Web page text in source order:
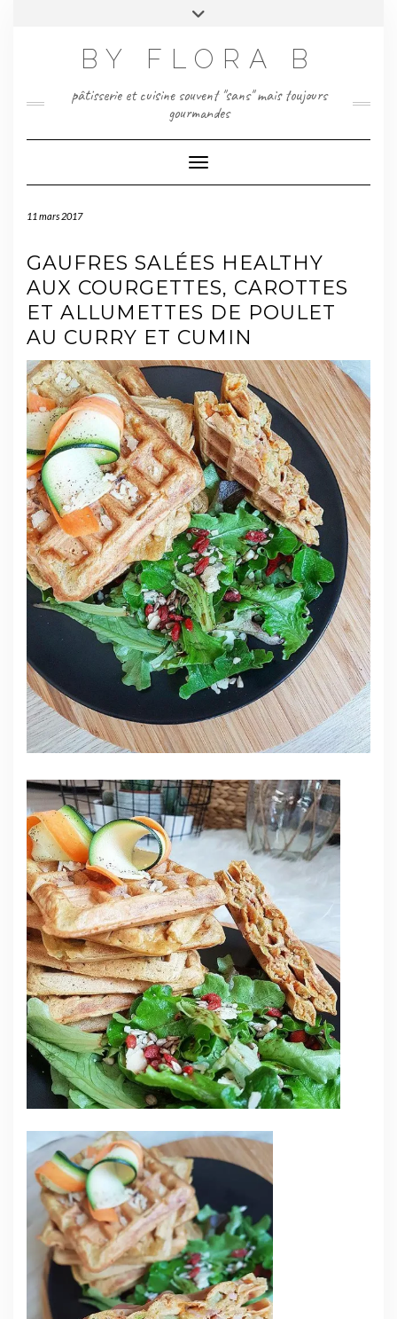
BY FLORA B
pâtisserie et cuisine souvent "sans" mais toujours
gourmandes
Toggle Navigation
11 mars 2017
GAUFRES SALÉES HEALTHY
AUX COURGETTES, CAROTTES
ET ALLUMETTES DE POULET
AU CURRY ET CUMIN